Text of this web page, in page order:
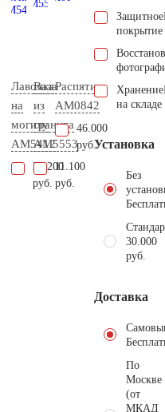
Лавочка
на
могилу
AM5412
20.200
руб.
Ваза
из
гранита
AM5553
11.100
руб.
Распятие
AM0842
46.000
руб.
Защитное
покрытие
Хранение
на складе
Установка
Без
30.000
руб.
Доставка
По
Москве
(от
МКАД